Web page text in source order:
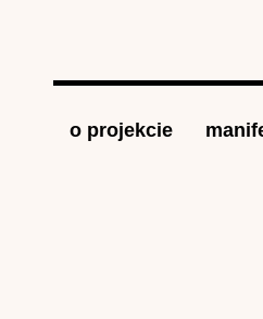
o projekcie